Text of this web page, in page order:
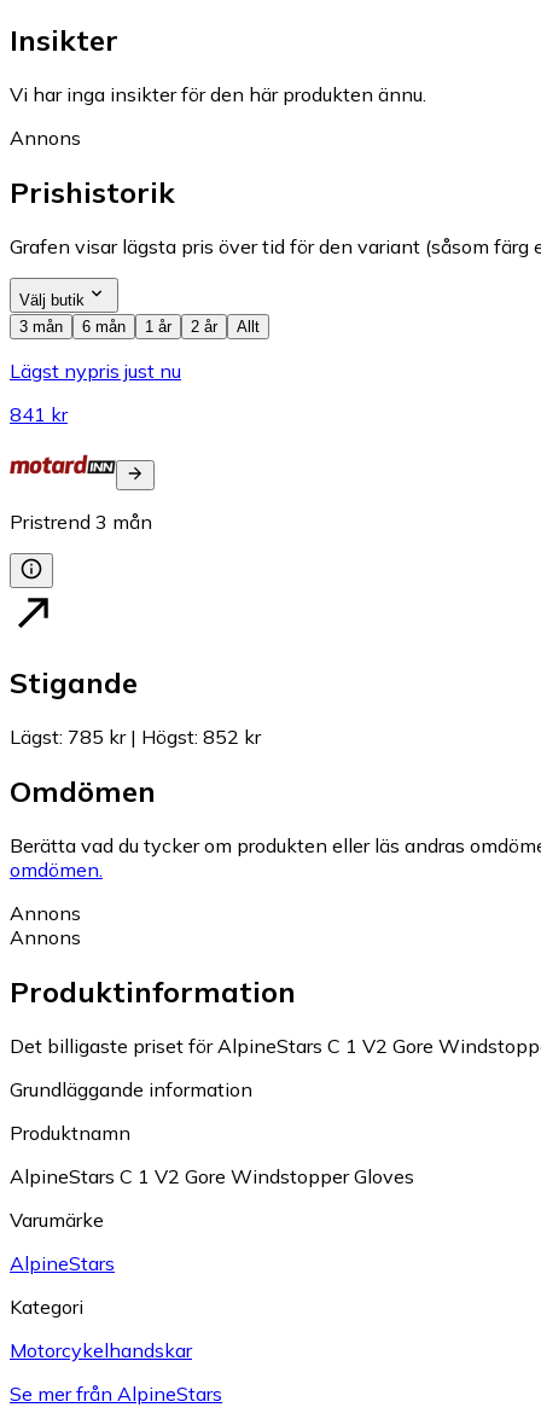
Insikter
Vi har inga insikter för den här produkten ännu.
Annons
Prishistorik
Grafen visar lägsta pris över tid för den variant (såsom
Välj butik
3 mån
6 mån 1 år 2 år Allt
Lägst nypris just nu
841 kr
Pristrend 3 mån
Stigande
Lägst: 785 kr| Högst: 852 kr
Omdömen
Berätta vad du tycker om produkten eller läs andras
omdömen.
Annons
Annons
Produktinformation
Det billigaste priset för AlpineStars C 1 V2 Gore
Grundläggande information
Produktnamn
AlpineStars C 1 V2 Gore Windstopper Gloves
Varumärke
AlpineStars
Kategori
Motorcykelhandskar
Se mer från AlpineStars